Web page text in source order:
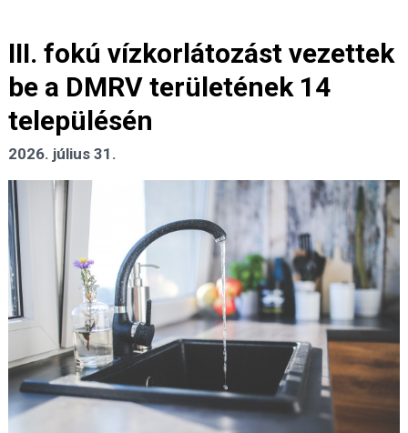
III. fokú vízkorlátozást vezettek
be a DMRV területének 14
településén
2026. július 31.